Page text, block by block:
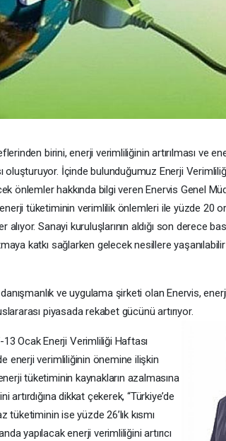
birini, enerji verimliliğinin artırılması ve
İçinde bulunduğumuz Enerji
önlemler hakkında bilgi veren Enervis Genel
tüketiminin verimlilik önlemleri ile yüzde 20
Sanayi kuruluşlarının aldığı son derece
katkı sağlarken gelecek nesillere
ve uygulama şirketi olan Enervis,
piyasada rekabet gücünü artırıyor.
Ocak Enerji Verimliliği Haftası
enerji verimliliğinin önemine ilişkin
tüketiminin kaynakların azalmasına
dikkat çekerek, “Türkiye’de
tüketiminin ise yüzde 26’lık kısmı
yapılacak enerji verimliliğini artırıcı